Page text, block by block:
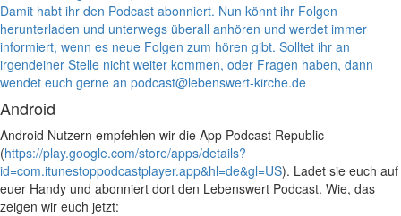
Damit habt ihr den Podcast abonniert. Nun könnt ihr Folgen
herunterladen und unterwegs überall anhören und werdet immer
informiert, wenn es neue Folgen zum hören gibt. Solltet ihr an
irgendeiner Stelle nicht weiter kommen, oder Fragen haben, dann
wendet euch gerne an podcast@lebenswert-kirche.de
Android
Android Nutzern empfehlen wir die App Podcast Republic
(https://play.google.com/store/apps/details?
id=com.itunestoppodcastplayer.app&hl=de&gl=US). Ladet sie euch auf
euer Handy und abonniert dort den Lebenswert Podcast. Wie, das
zeigen wir euch jetzt: